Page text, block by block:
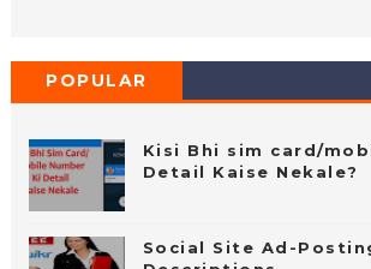
POPULAR
Kisi Bhi sim card/
Detail Kaise Nekale?
Social Site Ad-